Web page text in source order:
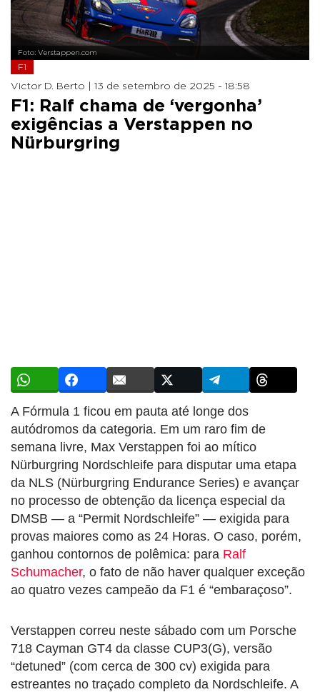
Foto: Verstappen.com
F1
Victor D. Berto | 13 de setembro de 2025 - 18:58
F1: Ralf chama de ‘vergonha’
exigências a Verstappen no
Nürburgring
A Fórmula 1 ficou em pauta até longe dos
autódromos da categoria. Em um raro fim de
semana livre, Max Verstappen foi ao mítico
Nürburgring Nordschleife para disputar uma etapa
da NLS (Nürburgring Endurance Series) e avançar
no processo de obtenção da licença especial da
DMSB — a “Permit Nordschleife” — exigida para
provas maiores como as 24 Horas. O caso, porém,
ganhou contornos de polêmica: para Ralf
Schumacher, o fato de não haver qualquer exceção
ao quatro vezes campeão da F1 é “embaraçoso”.
Verstappen correu neste sábado com um Porsche
718 Cayman GT4 da classe CUP3(G), versão
“detuned” (com cerca de 300 cv) exigida para
estreantes no traçado completo da Nordschleife. A